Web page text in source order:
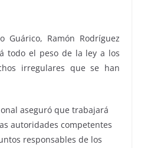
Guárico, Ramón Rodríguez
todo el peso de la ley a los
irregulares que se han
aseguró que trabajará
autoridades competentes
responsables de los